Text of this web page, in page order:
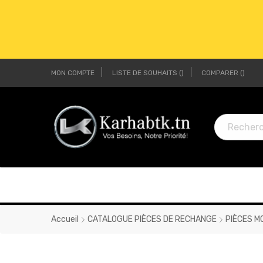
MON COMPTE LISTE DE SOUHAITS COMPARER
Accueil CATALOGUE PIÈCES DE RECHANGE PIÈCES